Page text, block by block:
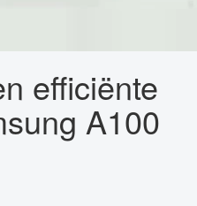
efficiënte
A100